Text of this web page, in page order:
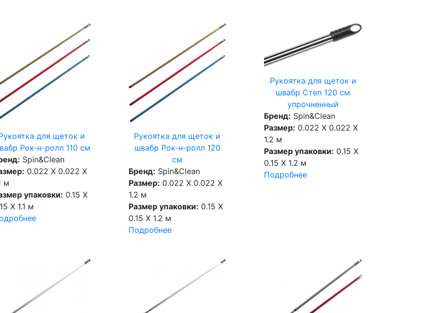
для щеток и
Рок-н-ролл 110 см
Spin&Clean
0.022 X 0.022 X
м
упаковки: 0.15 X
X 1.1 м
Рукоятка для щеток и
швабр Рок-н-ролл 120
см
Бренд: Spin&Clean
Размер: 0.022 X 0.022 X
1.2 м
Размер упаковки: 0.15 X
0.15 X 1.2 м
Подробнее
Рукоятка для щеток и
швабр Степ 120 см
упрочненный
Бренд: Spin&Clean
Размер: 0.022 X 0.022 X
1.2 м
Размер упаковки: 0.15 X
0.15 X 1.2 м
Подробнее